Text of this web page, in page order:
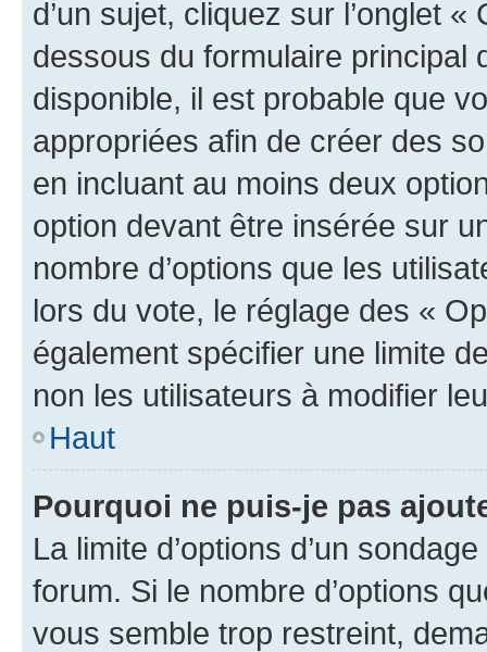
d’un sujet, cliquez sur l’onglet
dessous du formulaire principal
disponible, il est probable que
appropriées afin de créer des
en incluant au moins deux
option devant être insérée sur
nombre d’options que les
lors du vote, le réglage des «
également spécifier une limite
non les utilisateurs à modifier
Haut
Pourquoi ne puis-je pas
La limite d’options d’un
forum. Si le nombre d’options
vous semble trop restreint,